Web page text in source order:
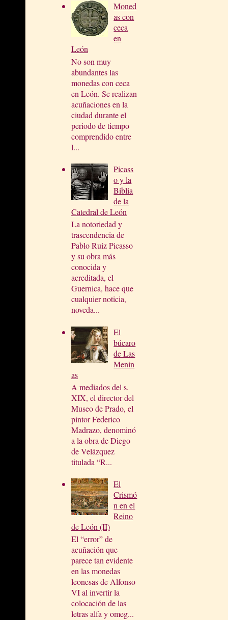
Moned
as con
ceca
en
León
No son muy
abundantes las
monedas con ceca
en León. Se realizan
acuñaciones en la
ciudad durante el
periodo de tiempo
comprendido entre
l...
Picass
o y la
Biblia
de la
Catedral de León
La notoriedad y
trascendencia de
Pablo Ruiz Picasso
y su obra más
conocida y
acreditada, el
Guernica, hace que
cualquier noticia,
noveda...
El
búcaro
de Las
Menin
as
A mediados del s.
XIX, el director del
Museo de Prado, el
pintor Federico
Madrazo, denominó
a la obra de Diego
de Velázquez
titulada “R...
El
Crismó
n en el
Reino
de León (II)
El “error” de
acuñación que
parece tan evidente
en las monedas
leonesas de Alfonso
VI al invertir la
colocación de las
letras alfa y omeg...